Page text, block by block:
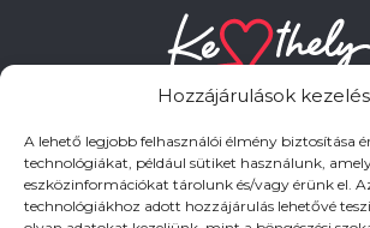
Hozzájárulások
A lehető legjobb felhasználói élmény biztosítása
technológiákat, például sütiket használunk,
eszközinformációkat tárolunk és/vagy érünk el.
technológiákhoz adott hozzájárulás lehetővé
HASZNOS LINKEK